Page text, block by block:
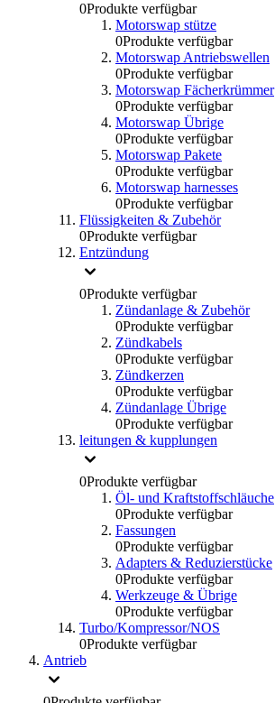
0Produkte verfügbar
Motorswap stütze
0Produkte verfügbar
Motorswap Antriebswellen
0Produkte verfügbar
Motorswap Fächerkrümmer
0Produkte verfügbar
Motorswap Übrige
0Produkte verfügbar
Motorswap Pakete
0Produkte verfügbar
Motorswap harnesses
0Produkte verfügbar
Flüssigkeiten & Zubehör
0Produkte verfügbar
Entzündung
0Produkte verfügbar
Zündanlage & Zubehör
0Produkte verfügbar
Zündkabels
0Produkte verfügbar
Zündkerzen
0Produkte verfügbar
Zündanlage Übrige
0Produkte verfügbar
leitungen & kupplungen
0Produkte verfügbar
Öl- und Kraftstoffschläuche
0Produkte verfügbar
Fassungen
0Produkte verfügbar
Adapters & Reduzierstücke
0Produkte verfügbar
Werkzeuge & Übrige
0Produkte verfügbar
Turbo/Kompressor/NOS
0Produkte verfügbar
Antrieb